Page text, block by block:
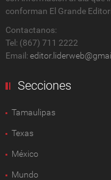
conforman El Grande
Contactanos:
Tel: (867) 711 2222
Email:
Secciones
Tamaulipas
Texas
México
Mundo